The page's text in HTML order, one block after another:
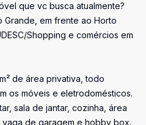
que vc busca atualmente?
Grande, em frente ao Horto
Shopping e comércios em
de área privativa, todo
os móveis e eletrodomésticos.
sala de jantar, cozinha, área
de garagem e hobby box.